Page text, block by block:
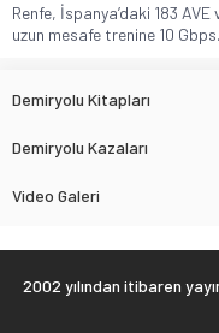
Renfe, İspanya’daki 183 AVE
uzun mesafe trenine 10
Demiryolu Kitapları
Demiryolu Kazaları
Video Galeri
2002 yılından itibaren